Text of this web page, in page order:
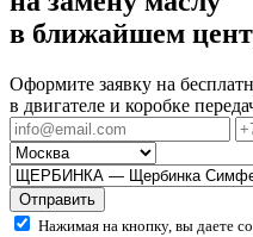
в ближайшем
Оформите заявку на
в двигателе и коробке
Отправить
Нажимая на кнопку, вы даете